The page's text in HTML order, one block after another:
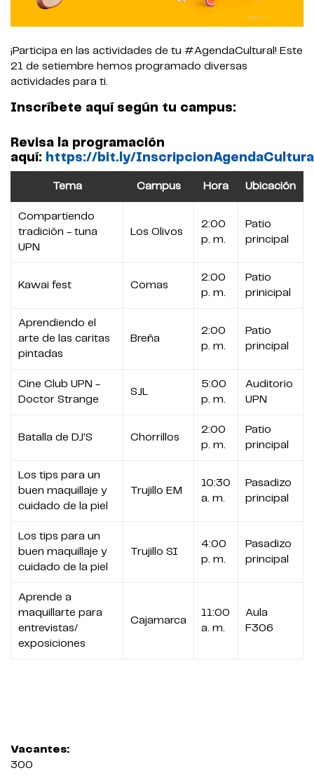
¡Participa en las actividades de tu #AgendaCultural! Este
21 de setiembre hemos programado diversas
actividades para ti.
Inscríbete aquí según tu campus:
Revisa la programación
aquí: https://bit.ly/
Tema Campus Hora Ubicación
Compartiendo
tradición - tuna
UPN
Los Olivos
2:00
p. m.
Patio
principal
Kawai fest Comas
2:00
p. m.
Patio
prinicipal
Aprendiendo el
arte de las caritas
pintadas
Breña
2:00
p. m.
Patio
principal
Cine Club UPN -
Doctor Strange
SJL
5:00
p. m.
Auditorio
UPN
Batalla de DJ'S Chorrillos
2:00
p. m.
Patio
principal
Los tips para un
buen maquillaje y
cuidado de la piel
Trujillo EM
10:30
a. m.
Pasadizo
principal
Los tips para un
buen maquillaje y
cuidado de la piel
Trujillo SI
4:00
p. m.
Pasadizo
principal
Aprende a
maquillarte para
entrevistas/
exposiciones
Cajamarca
11:00
a. m.
Aula
F306
Vacantes:
300